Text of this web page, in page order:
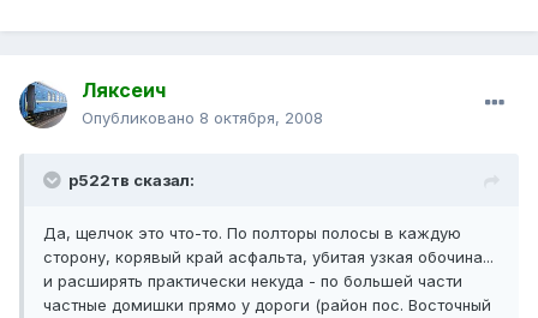
Ляксеич
Опубликовано 8 октября, 2008
р522тв сказал:
Да, щелчок это что-то. По полторы полосы в каждую
сторону, корявый край асфальта, убитая узкая обочина...
и расширять практически некуда - по большей части
частные домишки прямо у дороги (район пос. Восточный